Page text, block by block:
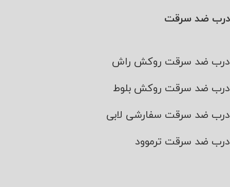
درب ضد سرقت
درب ضد سرقت روکش راش
درب ضد سرقت روکش بلوط
درب ضد سرقت سفارشی لابی
درب ضد سرقت ترموود